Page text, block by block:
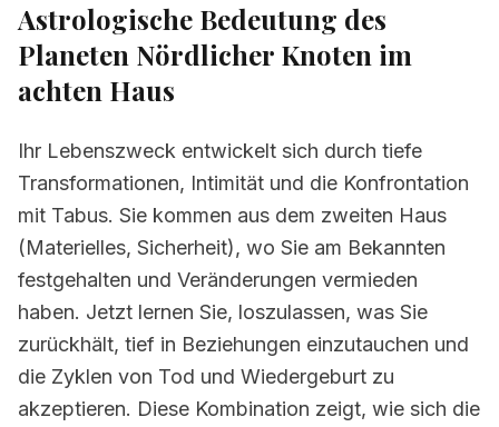
2. Verwandte Seiten
Astrologische Bedeutung des
Planeten Nördlicher Knoten im
achten Haus
Ihr Lebenszweck entwickelt sich durch tiefe
Transformationen, Intimität und die Konfrontation
mit Tabus. Sie kommen aus dem zweiten Haus
(Materielles, Sicherheit), wo Sie am Bekannten
festgehalten und Veränderungen vermieden
haben. Jetzt lernen Sie, loszulassen, was Sie
zurückhält, tief in Beziehungen einzutauchen und
die Zyklen von Tod und Wiedergeburt zu
akzeptieren. Diese Kombination zeigt, wie sich die